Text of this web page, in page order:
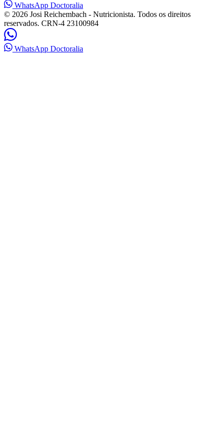
WhatsApp Doctoralia
© 2026 Josi Reichembach - Nutricionista. Todos os direitos
reservados. CRN-4 23100984
WhatsApp Doctoralia